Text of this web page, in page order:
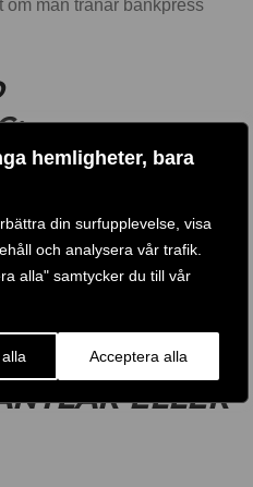
hemligheter, bara
din surfupplevelse, visa
och analysera vår trafik.
alla" samtycker du till vår
Acceptera alla
om man tränar bänkpress
av kroppen för att
vikterna om det är för
– SKA
ELLER